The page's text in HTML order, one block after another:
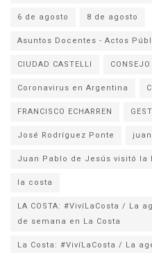
6 de agosto
8 de agosto
Asuntos Docentes - Actos
CIUDAD CASTELLI
Coronavirus en Argentina
FRANCISCO ECHARREN
José Rodríguez Ponte
la costa
LA COSTA: #VivíLaCosta / La
de semana en La Costa
La Costa: #VivíLaCosta / La